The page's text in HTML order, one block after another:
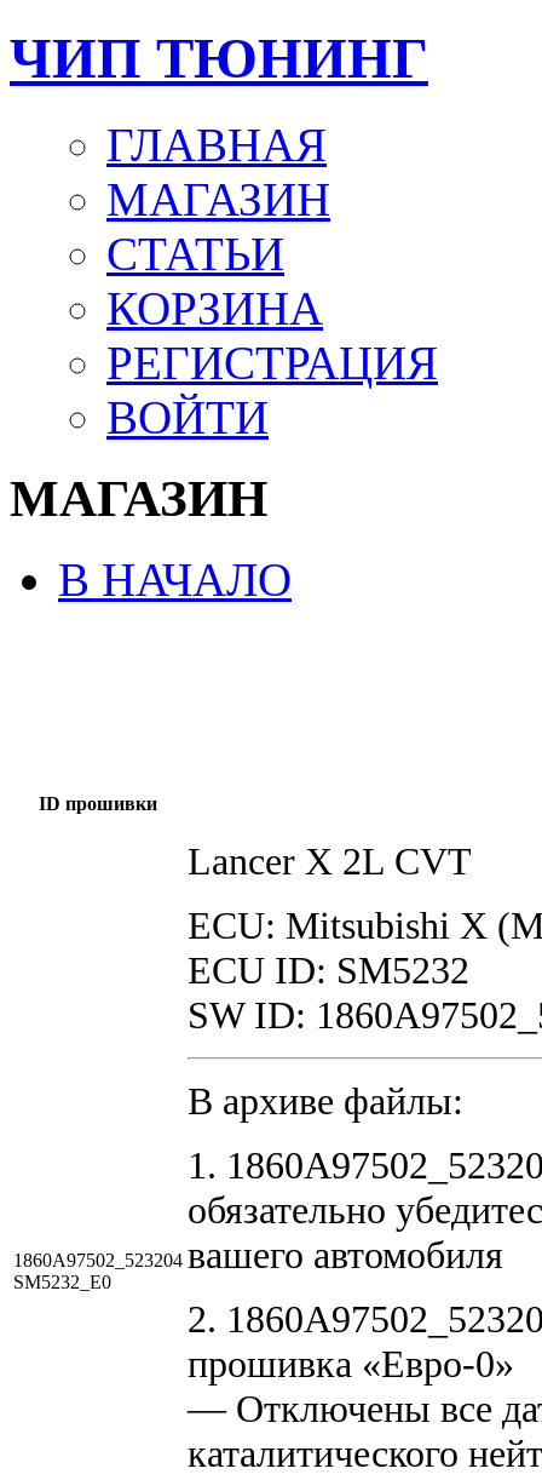
ЧИП ТЮНИНГ
ГЛАВНАЯ
МАГАЗИН
СТАТЬИ
КОРЗИНА
РЕГИСТРАЦИЯ
ВОЙТИ
МАГАЗИН
В НАЧАЛО
ID прошивки
1860A97502_523204
SM5232_E0
Lancer X 2L CVT
ECU: Mitsubishi X
ECU ID: SM5232
SW ID:
В архиве файлы:
1.
обязательно
вашего автомобиля
2.
прошивка «Евро-0»
— Отключены все
каталитического